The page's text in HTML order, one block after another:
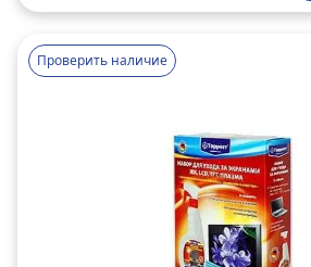
Проверить наличие